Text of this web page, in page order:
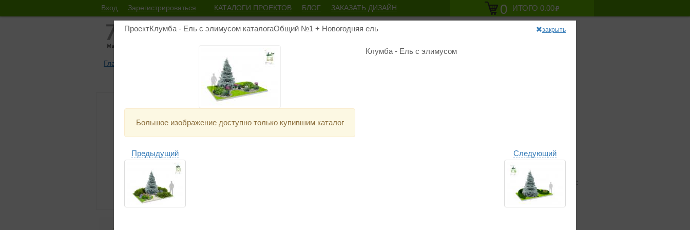
Вход Зарегистрироваться КАТАЛОГИ ПРОЕКТОВ БЛОГ ЗАКАЗАТЬ ДИЗАЙН 0 ИТОГО 0.00
+7 (950) 759-42-33
Главная Общий №1 + Новогодняя ель
ПроектКлумба - Ель с элимусом каталогаОбщий №1 + Новогодняя ель закрыть
Большое изображение доступно только купившим каталог
Клумба - Ель с элимусом
Предыдущий Следующий
Каталог «Общий №1» включает в себя все проекты из каталогов: